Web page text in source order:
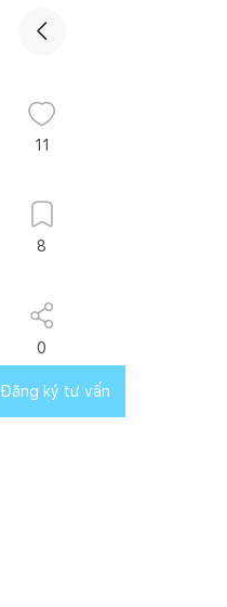
11
8
0
Đăng ký tư vấn